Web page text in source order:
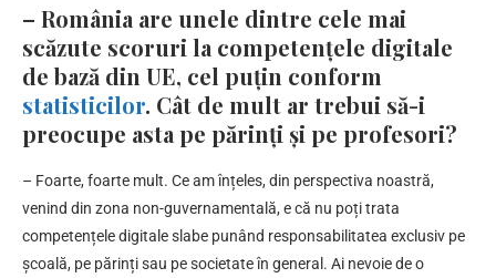
– România are unele dintre cele mai
scăzute scoruri la competențele digitale
de bază din UE, cel puțin conform
statisticilor. Cât de mult ar trebui să-i
preocupe asta pe părinți și pe profesori?
– Foarte, foarte mult. Ce am înțeles, din perspectiva noastră,
venind din zona non-guvernamentală, e că nu poți trata
competențele digitale slabe punând responsabilitatea exclusiv pe
școală, pe părinți sau pe societate în general. Ai nevoie de o